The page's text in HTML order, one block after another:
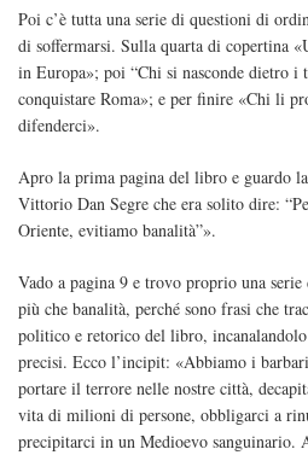
Poi c’è tutta una serie di questioni di
di soffermarsi. Sulla quarta di copertina
in Europa»; poi “Chi si nasconde dietro
conquistare Roma»; e per finire «Chi li
difenderci».
Apro la prima pagina del libro e guardo
Vittorio Dan Segre che era solito dire:
Oriente, evitiamo banalità”».
Vado a pagina 9 e trovo proprio una
più che banalità, perché sono frasi che
politico e retorico del libro,
precisi. Ecco l’incipit: «Abbiamo i
portare il terrore nelle nostre città,
vita di milioni di persone, obbligarci a
precipitarci in un Medioevo sanguinario.